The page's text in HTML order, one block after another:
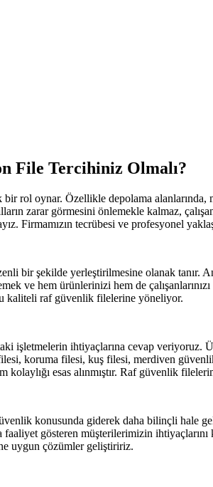
File Tercihiniz Olmalı?
rol oynar. Özellikle depolama alanlarında,
zarar görmesini önlemekle kalmaz,
Firmamızın tecrübesi ve profesyonel
bir şekilde yerleştirilmesine olanak tanır.
ve hem ürünlerinizi hem de
kaliteli raf güvenlik filelerine yöneliyor.
işletmelerin ihtiyaçlarına cevap veriyoruz.
koruma filesi, kuş filesi, merdiven
esas alınmıştır. Raf güvenlik
konusunda giderek daha bilinçli hale
gösteren müşterilerimizin
uygun çözümler geliştiririz.